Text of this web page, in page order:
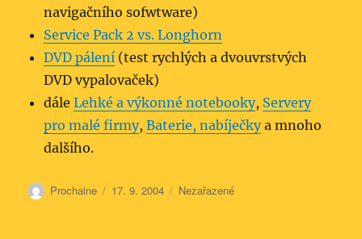
navigačního sofwtware)
Service Pack 2 vs. Longhorn
DVD pálení (test rychlých a dvouvrstvých
DVD vypalovaček)
dáleLehké a výkonné notebooky, Servery
pro malé firmy,Baterie, nabíječkya mnoho
dalšího.
Autor:
Prochaine Publikováno:
17. 9. 2004 Rubriky:
Nezařazené